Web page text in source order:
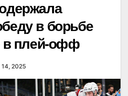
в борьбе
в плей-офф
2025